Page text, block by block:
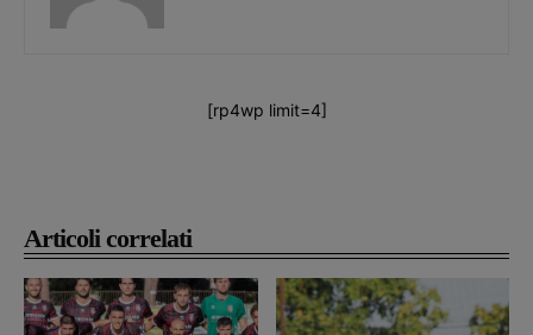
Articoli correlati
[rp4wp limit=4]